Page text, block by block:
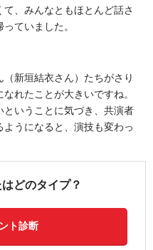
、みんなともほとんど話さ
ていました。
新垣結衣さん）たちがさり
れたことが大きいですね。
いうことに気づき、共演者
うになると、演技も変わっ
どのタイプ？
ト診断